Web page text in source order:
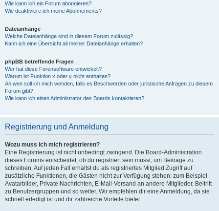
Wie kann ich ein Forum abonnieren?
Wie deaktiviere ich meine Abonnements?
Dateianhänge
Welche Dateianhänge sind in diesem Forum zulässig?
Kann ich eine Übersicht all meiner Dateianhänge erhalten?
phpBB betreffende Fragen
Wer hat diese Forensoftware entwickelt?
Warum ist Funktion x oder y nicht enthalten?
An wen soll ich mich wenden, falls es Beschwerden oder juristische Anfragen zu diesem
Forum gibt?
Wie kann ich einen Administrator des Boards kontaktieren?
Registrierung und Anmeldung
Wozu muss ich mich registrieren?
Eine Registrierung ist nicht unbedingt zwingend. Die Board-Administration
dieses Forums entscheidet, ob du registriert sein musst, um Beiträge zu
schreiben. Auf jeden Fall erhältst du als registriertes Mitglied Zugriff auf
zusätzliche Funktionen, die Gästen nicht zur Verfügung stehen: zum Beispiel
Avatarbilder, Private Nachrichten, E-Mail-Versand an andere Mitglieder, Beitritt
zu Benutzergruppen und so weiter. Wir empfehlen dir eine Anmeldung, da sie
schnell erledigt ist und dir zahlreiche Vorteile bietet.